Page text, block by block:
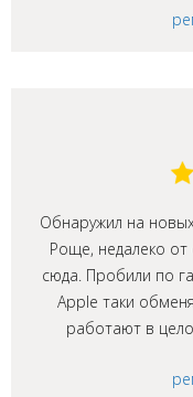
Обнаружил на
Роще, недалеко от
сюда. Пробили по
Apple таки
работают в